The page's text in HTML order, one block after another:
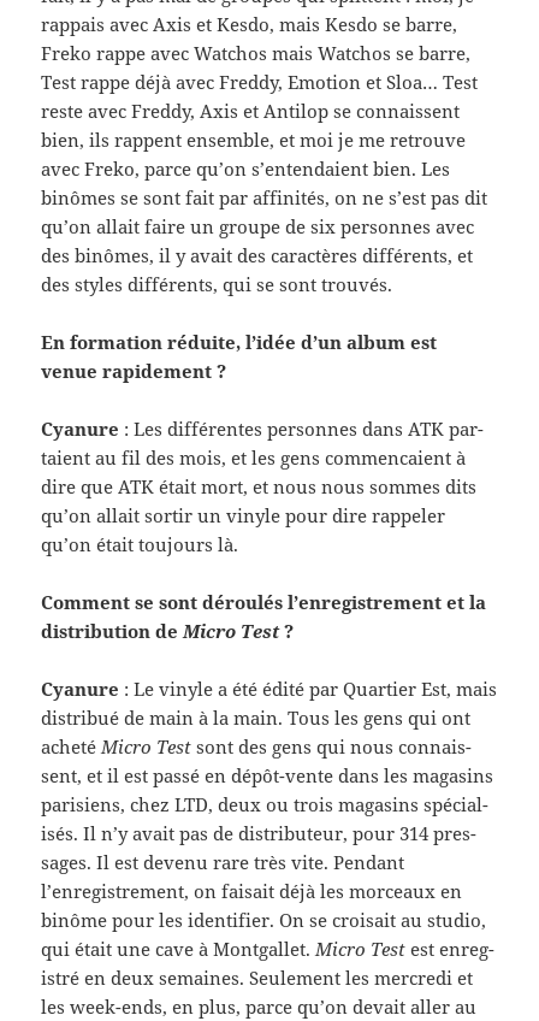
rap­pais avec Axis et Kesdo, mais Kesdo se barre,
Freko rappe avec Watchos mais Watchos se barre,
Test rappe déjà avec Freddy, Emo­tion et Sloa… Test
reste avec Freddy, Axis et Antilop se con­nais­sent
bien, ils rap­pent ensem­ble, et moi je me retrouve
avec Freko, parce qu’on s’entendaient bien. Les
binômes se sont fait par affinités, on ne s’est pas dit
qu’on allait faire un groupe de six per­son­nes avec
des binômes, il y avait des car­ac­tères dif­férents, et
des styles dif­férents, qui se sont trouvés.
En for­ma­tion réduite, l’idée d’un album est
venue rapi­de­ment ?
Cya­nure : Les dif­férentes per­son­nes dans ATK par­
taient au fil des mois, et les gens com­men­caient à
dire que ATK était mort, et nous nous sommes dits
qu’on allait sor­tir un vinyle pour dire rap­peler
qu’on était tou­jours là.
Com­ment se sont déroulés l’enregistrement et la
dis­tri­b­u­tion deMicro Test?
Cya­nure : Le vinyle a été édité par Quartier Est, mais
dis­tribué de main à la main. Tous les gens qui ont
achetéMicro Test sont des gens qui nous con­nais­
sent, et il est passé en dépôt-​vente dans les mag­a­sins
parisiens, chez LTD, deux ou trois mag­a­sins spé­cial­
isés. Il n’y avait pas de dis­trib­u­teur, pour 314 pres­
sages. Il est devenu rare très vite. Pen­dant
l’enregistrement, on fai­sait déjà les morceaux en
binôme pour les iden­ti­fier. On se croi­sait au stu­dio,
qui était une cave à Mont­gal­let.Micro Test est enreg­
istré en deux semaines. Seule­ment les mer­credi et
les week-​ends, en plus, parce qu’on devait aller au